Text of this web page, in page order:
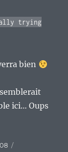
trying
bien
ici… Oups